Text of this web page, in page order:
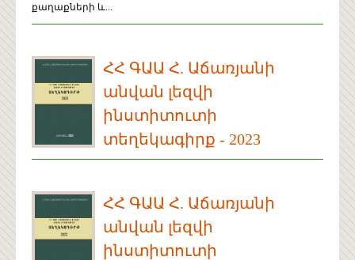
քաղաքների և...
ՀՀ ԳԱԱ Հ. Աճառյանի
անվան լեզվի
ինստիտուտի
տեղեկագիրք - 2023
ՀՀ ԳԱԱ Հ. Աճառյանի
անվան լեզվի
ինստիտուտի